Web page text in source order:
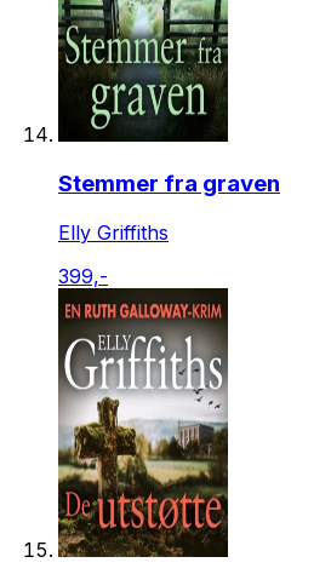
Stemmer fra graven
Elly Griffiths
399,-